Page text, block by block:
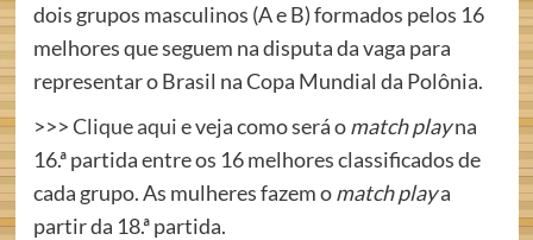
dois grupos masculinos (A e B) formados pelos 16
melhores que seguem na disputa da vaga para
representar o Brasil na Copa Mundial da Polônia.
>>>Clique aquie veja como será omatch playna
16.ª partida entre os 16 melhores classificados de
cada grupo. As mulheres fazem omatch playa
partir da 18.ª partida.